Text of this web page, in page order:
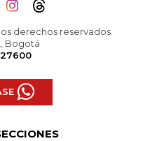
derechos reservados.
Bogotá